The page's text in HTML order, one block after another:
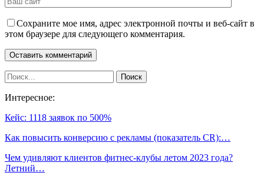
Сохраните мое имя, адрес электронной почты и веб-сайт в
этом браузере для следующего комментария.
Интересное:
Кейс: 1118 заявок по 500%
Как повысить конверсию с рекламы (показатель CR):…
Чем удивляют клиентов фитнес-клубы летом 2023 года?
Летний…